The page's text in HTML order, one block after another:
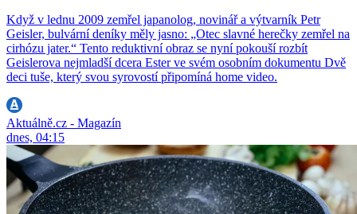
Když v lednu 2009 zemřel japanolog, novinář a výtvarník Petr
Geisler, bulvární deníky měly jasno: „Otec slavné herečky zemřel na
cirhózu jater.“ Tento reduktivní obraz se nyní pokouší rozbít
Geislerova nejmladší dcera Ester ve svém osobním dokumentu Dvě
deci tuše, který svou syrovostí připomíná home video.
Aktuálně.cz - Magazín
dnes, 04:15